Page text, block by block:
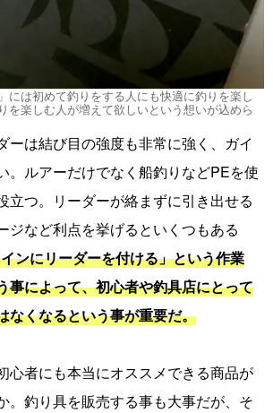
には初めて釣りをする人にも快適に釣りを楽し
を楽しむ人が増えて欲しいという想いが込めら
ーは結び目の強度も非常に強く、ガイ
。ルアーだけでなく船釣りなどPEを使
立つ。リーダーが絡まずに引き出せる
ジなど利点を挙げるといくつもある
ンにリーダーを付ける」という作業
事によって、初心者や釣具店にとって
なくなるという事が重要だ。
心者にも本当にオススメできる商品が
。釣り具を販売する事も大事だが、そ